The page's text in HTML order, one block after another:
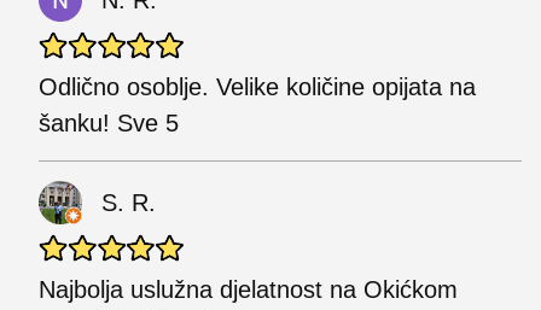
Odlično osoblje. Velike količine opijata na
šanku! Sve 5
S. R.
Najbolja uslužna djelatnost na Okićkom